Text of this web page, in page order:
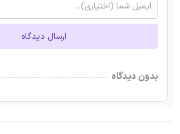
ارسال دیدگاه
بدون دیدگاه